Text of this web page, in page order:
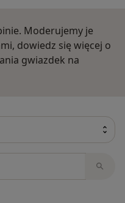
Moderujemy je
dowiedz się więcej o
gwiazdek na